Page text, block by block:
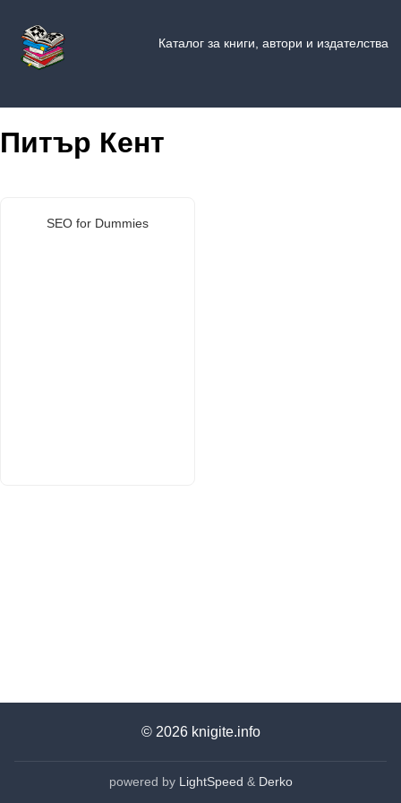
Каталог за книги, автори и издателства
Питър Кент
SEO for Dummies
© 2026 knigite.info
powered by LightSpeed & Derko